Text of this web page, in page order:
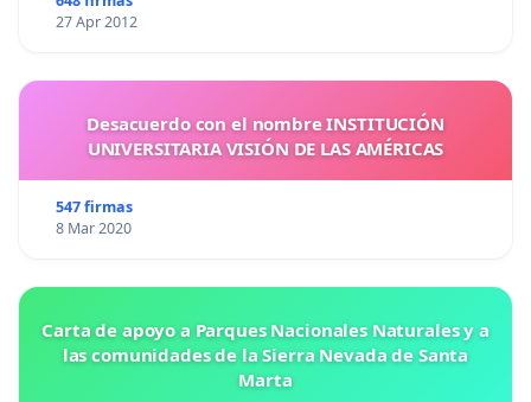
27 Apr 2012
Desacuerdo con el nombre INSTITUCIÓN
UNIVERSITARIA VISIÓN DE LAS AMÉRICAS
547 firmas
8 Mar 2020
Carta de apoyo a Parques Nacionales Naturales y a
las comunidades de la Sierra Nevada de Santa
Marta